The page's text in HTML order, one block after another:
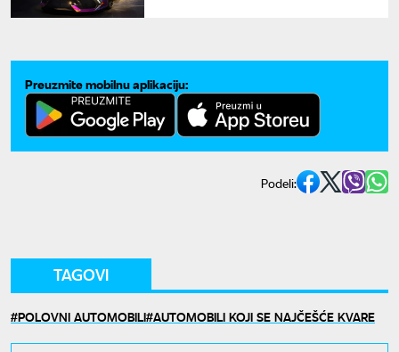
Preuzmite mobilnu aplikaciju:
Podeli:
TAGOVI
POLOVNI AUTOMOBILI AUTOMOBILI KOJI SE NAJČEŠĆE KVARE